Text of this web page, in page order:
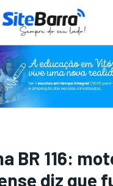
BR 116:
diz que